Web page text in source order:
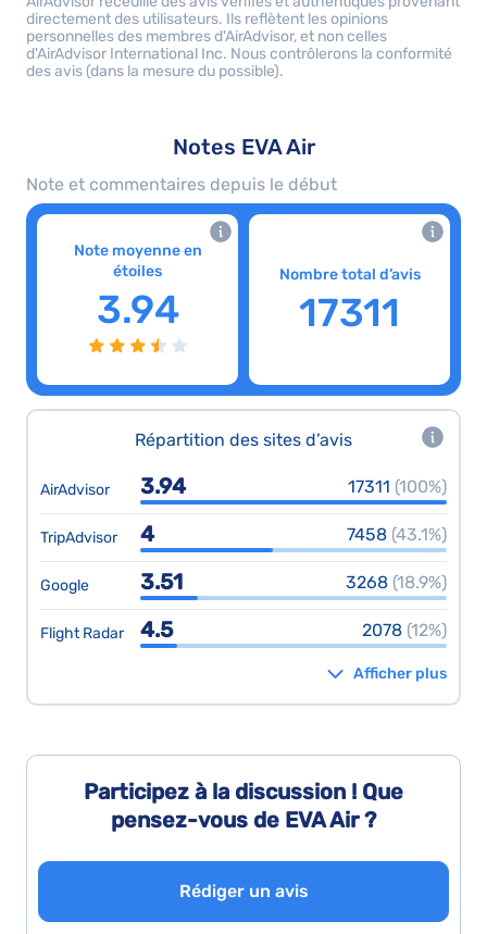
directement des utilisateurs. Ils reflètent les opinions
personnelles des membres d'AirAdvisor, et non celles
d'AirAdvisor International Inc. Nous contrôlerons la conformité
des avis (dans la mesure du possible).
Notes EVA Air
Note et commentaires depuis le début
Note moyenne en
étoiles
3.94
Nombre total d’avis
17311
Répartition des sites d’avis
AirAdvisor 3.94 17311 (100%)
TripAdvisor 4 7458 (43.1%)
Google 3.51 3268 (18.9%)
Flight Radar 4.5 2078 (12%)
Afficher plus
Participez à la discussion ! Que
pensez-vous de EVA Air ?
Rédiger un avis